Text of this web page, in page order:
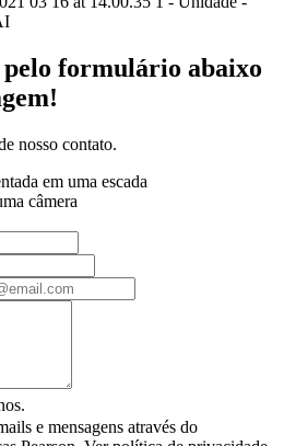
formulário abaixo
nosso contato.
e mensagens através do